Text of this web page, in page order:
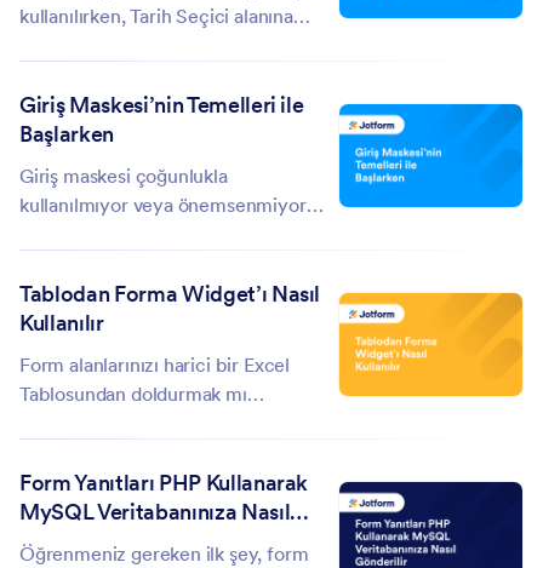
kullanılırken, Tarih Seçici alanına
değerlendirirken,Kayıt işlemleri ile
uğraşırken,Rezervasyon kayıtlarını...
Giriş Maskesi’nin Temelleri ile
Başlarken
Giriş maskesi çoğunlukla
kullanılmıyor veya önemsenmiyor
biçimlendirmek gibi, özellikle sabit
formatta bir giriş belirleyip kabul
oldukça...
Tablodan Forma Widget’ı Nasıl
Kullanılır
Form alanlarınızı harici bir Excel
Tablosundan doldurmak mı
istiyorsunuz. Eğer öyleyse, uzun
bekleyişiniz sona erdi. Yeni çıkan
Tablodan Forma widget’ı ile...
Form Yanıtları PHP Kullanarak
MySQL Veritabanınıza Nasıl
Gönderilir
Öğrenmeniz gereken ilk şey, form